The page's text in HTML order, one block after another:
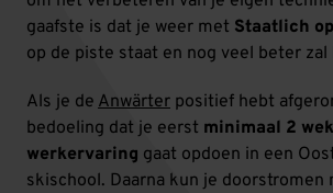
gaafste is dat je weer met Staatlich
op de piste staat en nog veel beter
Als je de Anwärter positief hebt
bedoeling dat je eerst minimaal 2
werkervaring gaat opdoen in een
skischool. Daarna kun je doorstromen